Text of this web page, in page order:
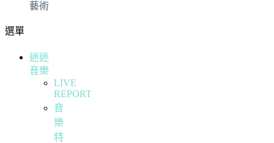
藝術
選單
迷迷
音樂
LIVE
REPORT
音
樂
特